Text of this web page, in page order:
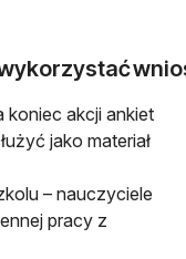
koniec akcji ankiet
jako materiał
– nauczyciele
pracy z